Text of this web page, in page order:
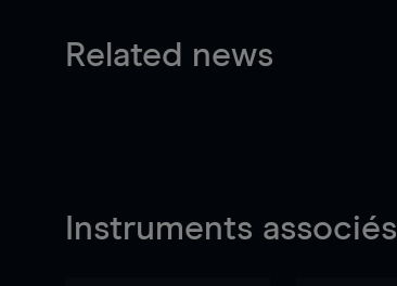
Related news
Instruments associés